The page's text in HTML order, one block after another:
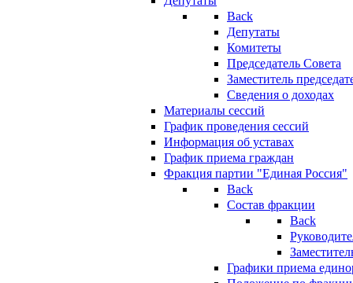
Back
Депутаты
Комитеты
Председатель Совета
Заместитель
Сведения о доходах
Материалы сессий
График проведения сессий
Информация об уставах
График приема граждан
Фракция партии "Единая Россия"
Back
Состав фракции
Back
Графики приема